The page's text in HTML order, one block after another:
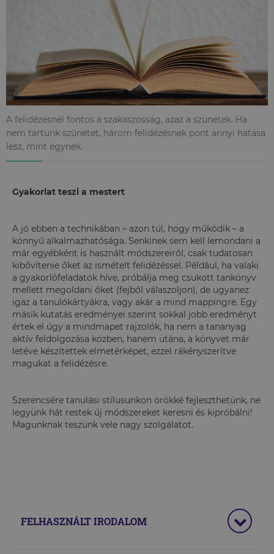
A felidézésnél fontos a szakaszosság, azaz a szünetek. Ha
nem tartunk szünetet, három felidézésnek pont annyi hatása
lesz, mint egynek.
Gyakorlat teszi a mestert
A jó ebben a technikában – azon túl, hogy működik – a
könnyű alkalmazhatósága. Senkinek sem kell lemondani a
már egyébként is használt módszereiről, csak tudatosan
kibővítenie őket az ismételt felidézéssel. Például, ha valaki
a gyakorlófeladatok híve, próbálja meg csukott tankönyv
mellett megoldani őket (fejből válaszoljon), de ugyanez
igaz a tanulókártyákra, vagy akár a mind mappingre. Egy
másik kutatás eredményei szerint sokkal jobb eredményt
értek el úgy a mindmapet rajzolók, ha nem a tananyag
aktív feldolgozása közben, hanem utána, a könyvet már
letéve készítettek elmetérképet, ezzel rákényszerítve
magukat a felidézésre.
Szerencsére tanulási stílusunkon örökké fejleszthetünk, ne
legyünk hát restek új módszereket keresni és kipróbálni!
Magunknak teszünk vele nagy szolgálatot.
FELHASZNÁLT IRODALOM